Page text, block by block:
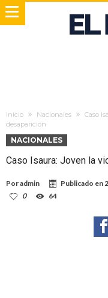
Inicio Nacionales
Caso
desaparición
NACIONALES
Caso Isaura: Joven la
Poradmin Publicado en
0
64